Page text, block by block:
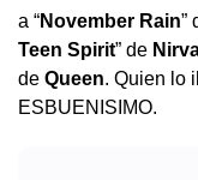
a “November Rain”
Teen Spirit” de
de Queen. Quien lo
ESBUENISIMO.